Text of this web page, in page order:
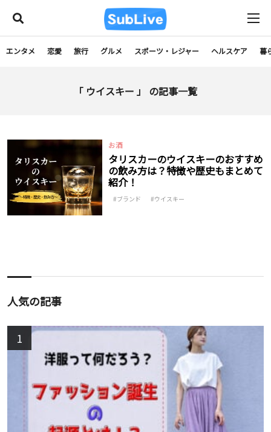
エンタメ 恋愛 旅行 グルメ スポーツ・レジャー ヘルスケア 暮
「 ウイスキー 」 の記事一覧
お酒
タリスカーのウイスキーのおすすめ
の飲み方は？特徴や歴史もまとめて
紹介！
ブランド ウイスキー
人気の記事
1